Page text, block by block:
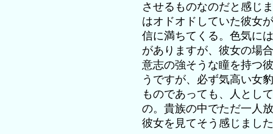
させるものなのだと感じ
はオドオドしていた彼女
信に満ちてくる。色気に
がありますが、彼女の場
意志の強そうな瞳を持つ
うですが、必ず気高い女
ものであっても、人とし
の。貴族の中でただ一人
彼女を見てそう感じまし